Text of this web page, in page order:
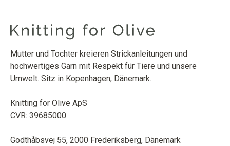
Mutter und Tochter kreieren Strickanleitungen und
hochwertiges Garn mit Respekt für Tiere und unsere
Umwelt. Sitz in Kopenhagen, Dänemark.
Knitting for Olive ApS
CVR: 39685000
Godthåbsvej 55, 2000 Frederiksberg, Dänemark